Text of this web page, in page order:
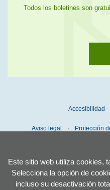
Este sitio web utiliza cookies,
Selecciona la opción de
incluso su desactivación
Todos los boletines son
Accesibilidad
Aviso legal Protección